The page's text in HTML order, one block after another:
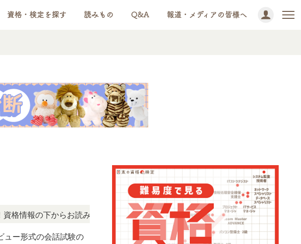
資格・検定を探す 読みもの Q&A 報道・メディアの皆様へ
の下からお読みいただけます。 NEWS! 「この検定、難しい？」「どんな試験
ュー形式の会話試験の